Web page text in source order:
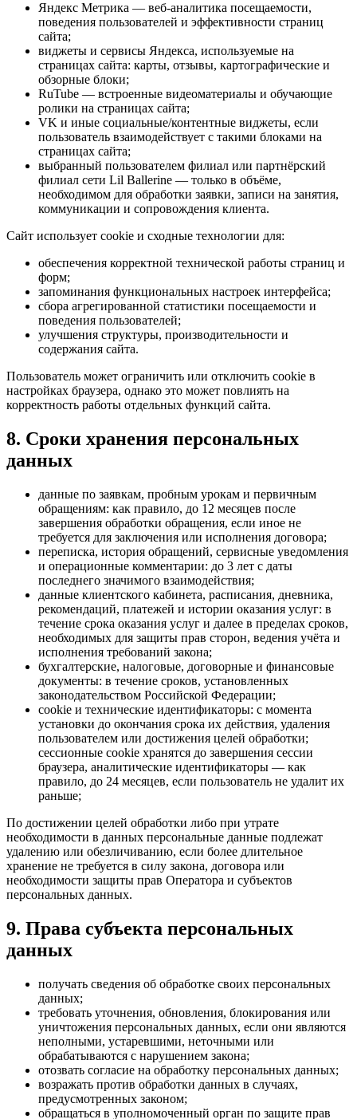
Яндекс Метрика — веб-аналитика посещаемости,
поведения пользователей и эффективности страниц
сайта;
виджеты и сервисы Яндекса, используемые на
страницах сайта: карты, отзывы, картографические и
обзорные блоки;
RuTube — встроенные видеоматериалы и обучающие
ролики на страницах сайта;
VK и иные социальные/контентные виджеты, если
пользователь взаимодействует с такими блоками на
страницах сайта;
выбранный пользователем филиал или партнёрский
филиал сети Lil Ballerine — только в объёме,
необходимом для обработки заявки, записи на занятия,
коммуникации и сопровождения клиента.
Сайт использует cookie и сходные технологии для:
обеспечения корректной технической работы страниц и
форм;
запоминания функциональных настроек интерфейса;
сбора агрегированной статистики посещаемости и
поведения пользователей;
улучшения структуры, производительности и
содержания сайта.
Пользователь может ограничить или отключить cookie в
настройках браузера, однако это может повлиять на
корректность работы отдельных функций сайта.
8. Сроки хранения персональных
данных
данные по заявкам, пробным урокам и первичным
обращениям: как правило, до 12 месяцев после
завершения обработки обращения, если иное не
требуется для заключения или исполнения договора;
переписка, история обращений, сервисные уведомления
и операционные комментарии: до 3 лет с даты
последнего значимого взаимодействия;
данные клиентского кабинета, расписания, дневника,
рекомендаций, платежей и истории оказания услуг: в
течение срока оказания услуг и далее в пределах сроков,
необходимых для защиты прав сторон, ведения учёта и
исполнения требований закона;
бухгалтерские, налоговые, договорные и финансовые
документы: в течение сроков, установленных
законодательством Российской Федерации;
cookie и технические идентификаторы: с момента
установки до окончания срока их действия, удаления
пользователем или достижения целей обработки;
сессионные cookie хранятся до завершения сессии
браузера, аналитические идентификаторы — как
правило, до 24 месяцев, если пользователь не удалит их
раньше;
По достижении целей обработки либо при утрате
необходимости в данных персональные данные подлежат
удалению или обезличиванию, если более длительное
хранение не требуется в силу закона, договора или
необходимости защиты прав Оператора и субъектов
персональных данных.
9. Права субъекта персональных
данных
получать сведения об обработке своих персональных
данных;
требовать уточнения, обновления, блокирования или
уничтожения персональных данных, если они являются
неполными, устаревшими, неточными или
обрабатываются с нарушением закона;
отозвать согласие на обработку персональных данных;
возражать против обработки данных в случаях,
предусмотренных законом;
обращаться в уполномоченный орган по защите прав